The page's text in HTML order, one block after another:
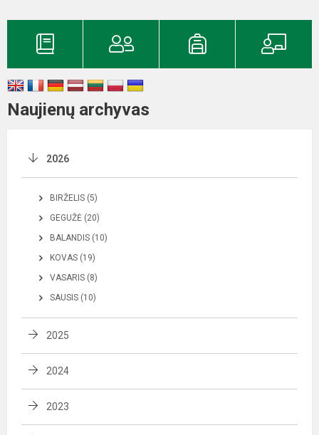
Naujienų archyvas
2026
BIRŽELIS (5)
GEGUŽĖ (20)
BALANDIS (10)
KOVAS (19)
VASARIS (8)
SAUSIS (10)
2025
2024
2023